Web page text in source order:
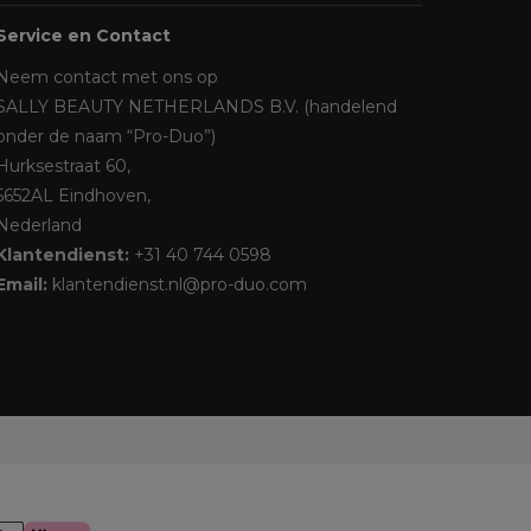
en Contact
contact met ons op
BEAUTY NETHERLANDS B.V. (handelend
de naam “Pro-Duo”)
60,
Eindhoven,
+31 40 744 0598
klantendienst.nl@pro-duo.com